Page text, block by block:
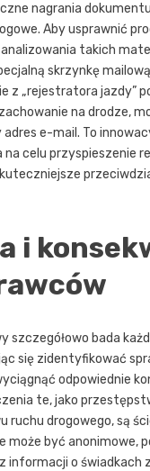
nagrania
Aby usprawnić
takich
skrzynkę
z „rejestratora jazdy”
na drodze,
e-mail. To
celu przyspieszenie
i
szczegółowo bada
się zidentyfikować
odpowiednie
te, jako
ruchu drogowego, są
może być anonimowe,
informacji o świadkach